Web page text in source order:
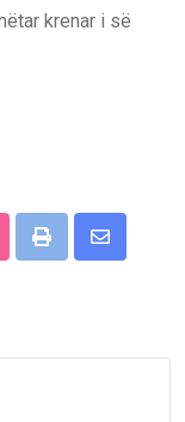
krenar i së
Print
Share